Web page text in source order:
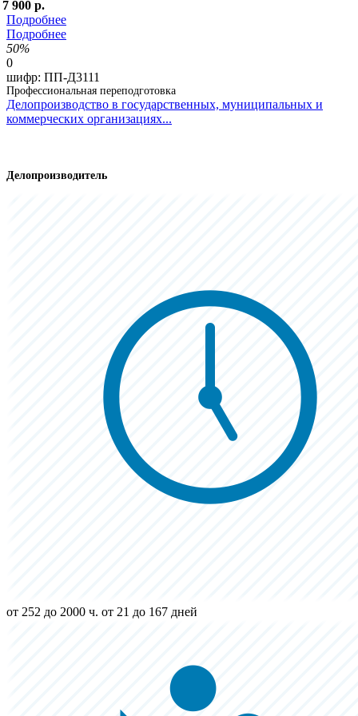
7 900 р.
Подробнее
Подробнее
50%
0
шифр: ПП-Д3111
Профессиональная переподготовка
Делопроизводство в государственных, муниципальных и
коммерческих организациях...
Делопроизводитель
от 252 до 2000 ч. от 21 до 167 дней